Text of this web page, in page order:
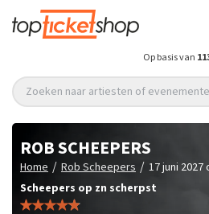
Op basis van
Zoeken naar artiesten of
ROB SCHEEPERS
Home / Rob Scheepers / 17 juni 2027
Scheepers op zn scherpst